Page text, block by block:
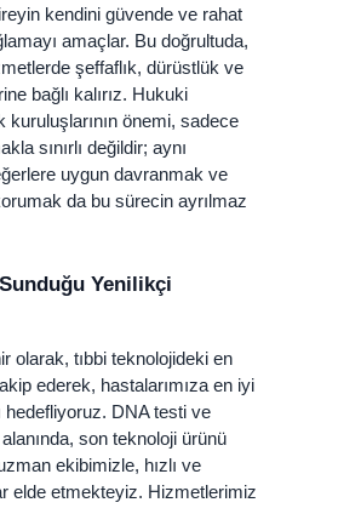
kendini güvende ve rahat
amaçlar. Bu doğrultuda,
şeffaflık, dürüstlük ve
bağlı kalırız. Hukuki
kuruluşlarının önemi, sadece
sınırlı değildir; aynı
uygun davranmak ve
da bu sürecin ayrılmaz
Yenilikçi
olarak, tıbbi teknolojideki en
ederek, hastalarımıza en iyi
hedefliyoruz. DNA testi ve
son teknoloji ürünü
ekibimizle, hızlı ve
elde etmekteyiz. Hizmetlerimiz